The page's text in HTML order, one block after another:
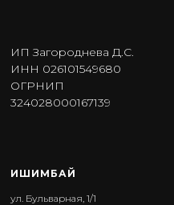
ИП Загороднева Д.С.
ИНН 026101549680
ОГРНИП
324028000167139
ИШИМБА Й
ул. Бульварная, 1/1